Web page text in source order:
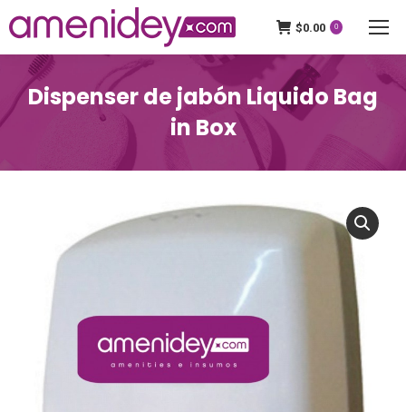
$0.00 0
Dispenser de jabón Liquido Bag
in Box